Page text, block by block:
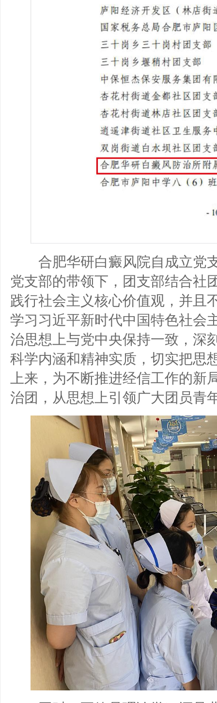
合肥华研白癜风院自成立党
党支部的带领下，团支部结合社
践行社会主义核心价值观，并且
学习习近平新时代中国特色社会
治思想上与党中央保持一致，深
科学内涵和精神实质，切实把思
上来，为不断推进经信工作的
治团，从思想上引领广大团员青